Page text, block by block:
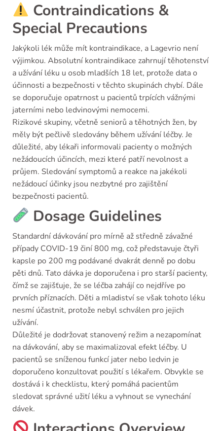
Contraindications &
Special Precautions
Jakýkoli lék může mít kontraindikace, a Lagevrio není
výjimkou. Absolutní kontraindikace zahrnují těhotenství
a užívání léku u osob mladších 18 let, protože data o
účinnosti a bezpečnosti v těchto skupinách chybí. Dále
se doporučuje opatrnost u pacientů trpících vážnými
jaterními nebo ledvinovými nemocemi.
Rizikové skupiny, včetně seniorů a těhotných žen, by
měly být pečlivě sledovány během užívání léčby. Je
důležité, aby lékaři informovali pacienty o možných
nežádoucích účincích, mezi které patří nevolnost a
průjem. Sledování symptomů a reakce na jakékoli
nežádoucí účinky jsou nezbytné pro zajištění
bezpečnosti pacientů.
Dosage Guidelines
Standardní dávkování pro mírně až středně závažné
případy COVID-19 činí 800 mg, což představuje čtyři
kapsle po 200 mg podávané dvakrát denně po dobu
pěti dnů. Tato dávka je doporučena i pro starší pacienty,
čímž se zajišťuje, že se léčba zahájí co nejdříve po
prvních příznacích. Děti a mladiství se však tohoto léku
nesmí účastnit, protože nebyl schválen pro jejich
užívání.
Důležité je dodržovat stanovený režim a nezapomínat
na dávkování, aby se maximalizoval efekt léčby. U
pacientů se sníženou funkcí jater nebo ledvin je
doporučeno konzultovat použití s lékařem. Obvykle se
dostává i k checklistu, který pomáhá pacientům
sledovat správné užití léku a vyhnout se vynechání
dávek.